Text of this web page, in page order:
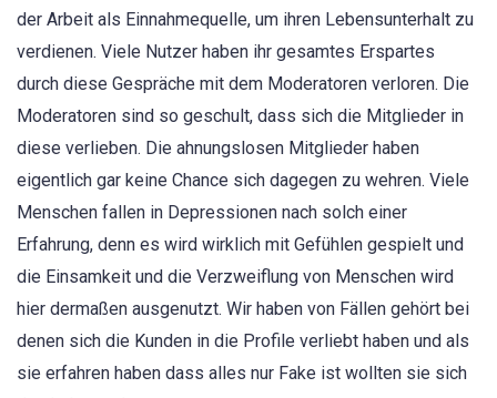
der Arbeit als Einnahmequelle, um ihren Lebensunterhalt zu
verdienen. Viele Nutzer haben ihr gesamtes Erspartes
durch diese Gespräche mit dem Moderatoren verloren. Die
Moderatoren sind so geschult, dass sich die Mitglieder in
diese verlieben. Die ahnungslosen Mitglieder haben
eigentlich gar keine Chance sich dagegen zu wehren. Viele
Menschen fallen in Depressionen nach solch einer
Erfahrung, denn es wird wirklich mit Gefühlen gespielt und
die Einsamkeit und die Verzweiflung von Menschen wird
hier dermaßen ausgenutzt. Wir haben von Fällen gehört bei
denen sich die Kunden in die Profile verliebt haben und als
sie erfahren haben dass alles nur Fake ist wollten sie sich